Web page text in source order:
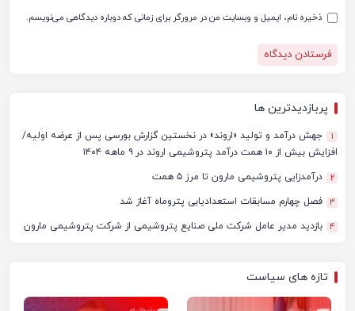
ذخیره نام، ایمیل و وبسایت من در مرورگر برای زمانی که دوباره دیدگاهی می‌نویسم.
پربازدیدترین ها
1
جهش درآمد و تولید «اروند» در نخستین گزارش بورسی پس از عرضه اولیه/
افزایش بیش از ۱۰ همت درآمد پتروشیمی اروند در ۹ ماهه ۱۴۰۴
2 درآمدزایی پتروشیمی مارون تا مرز ۵ همت
3 فصل چهارم مسابقات استعدادیابی پتروماه آغاز شد
4 بازدید مدیر عامل شرکت ملی صنایع پتروشیمی از شرکت پتروشیمی مارون
تازه های سیاست